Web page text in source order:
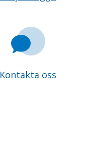
Kontakta oss